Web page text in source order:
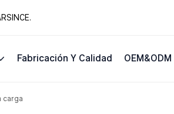
Fabricación Y Calidad OEM&ODM
carga